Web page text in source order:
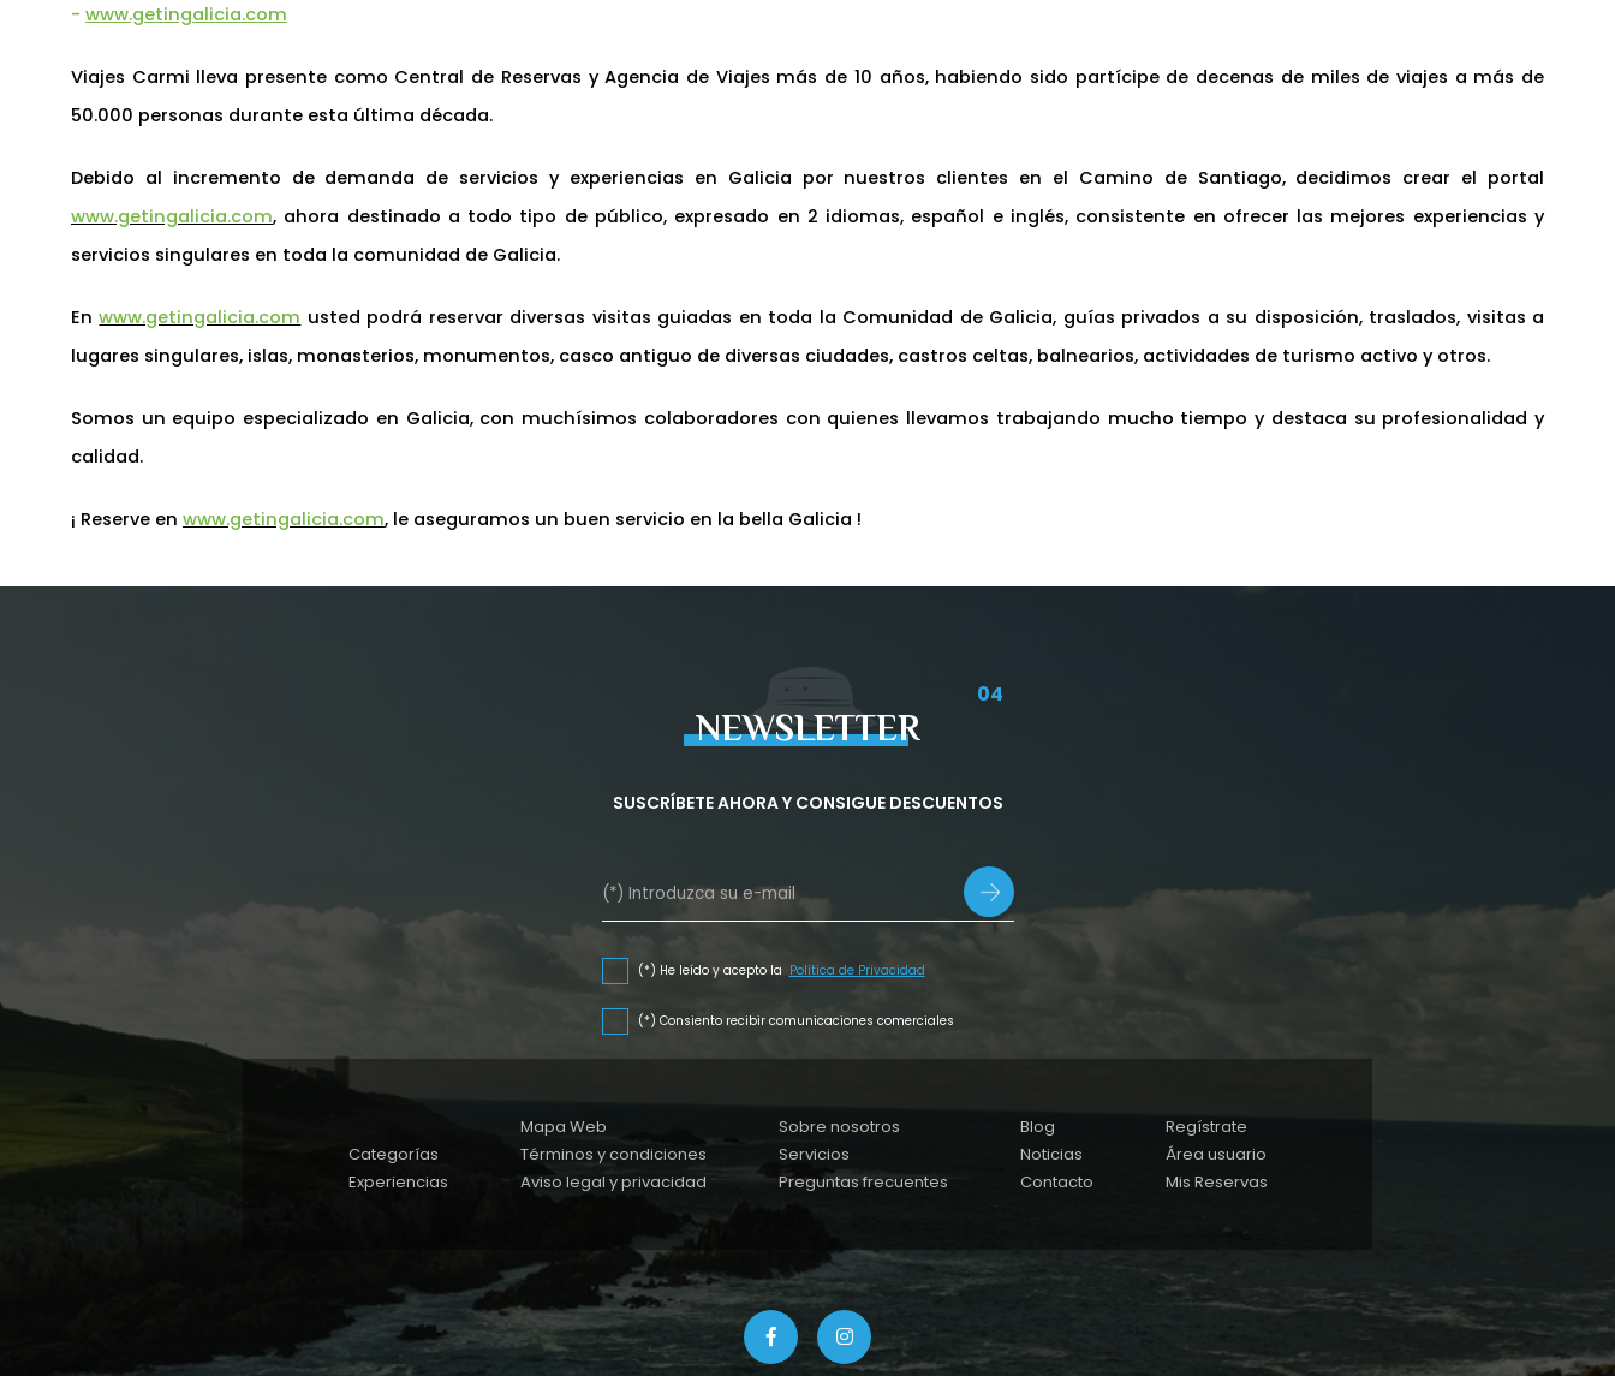
- www.getingalicia.com
Viajes Carmi lleva presente como Central de Reservas y Agencia de Viajes más de 10 años, habiendo sido partícipe de decenas de miles de viajes a más de
50.000 personas durante esta última década.
Debido al incremento de demanda de servicios y experiencias en Galicia por nuestros clientes en el Camino de Santiago, decidimos crear el portal
www.getingalicia.com, ahora destinado a todo tipo de público, expresado en 2 idiomas, español e inglés, consistente en ofrecer las mejores experiencias y
servicios singulares en toda la comunidad de Galicia.
Enwww.getingalicia.com usted podrá reservar diversas visitas guiadas en toda la Comunidad de Galicia, guías privados a su disposición, traslados, visitas a
lugares singulares, islas, monasterios, monumentos, casco antiguo de diversas ciudades, castros celtas, balnearios, actividades de turismo activo y otros.
Somos un equipo especializado en Galicia, con muchísimos colaboradores con quienes llevamos trabajando mucho tiempo y destaca su profesionalidad y
calidad.
¡ Reserve en www.getingalicia.com, le aseguramos un buen servicio en la bella Galicia !
04
NEWSLETTER
SUSCRÍBETE AHORA Y CONSIGUE DESCUENTOS
(*) He leído y acepto la Política de Privacidad
(*) Consiento recibir comunicaciones comerciales
Categorías
Experiencias
Mapa Web
Términos y condiciones
Aviso legal y privacidad
Sobre nosotros
Servicios
Preguntas frecuentes
Blog
Noticias
Contacto
Regístrate
Área usuario
Mis Reservas